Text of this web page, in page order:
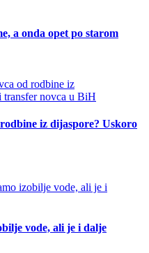
a onda opet po starom
iz dijaspore? Uskoro
vode, ali je i dalje